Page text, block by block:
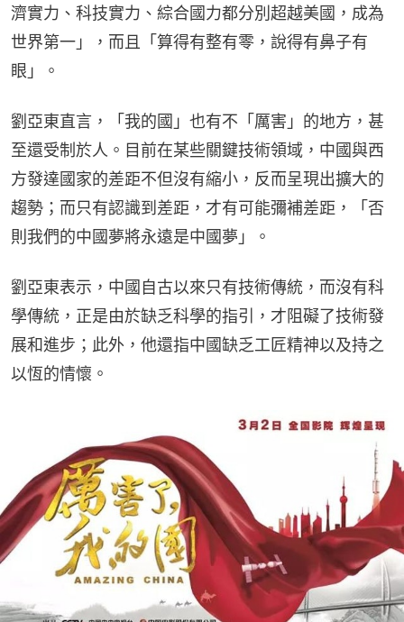
濟實力、科技實力、綜合國力都分別超越美國，成為
世界第一」，而且「算得有整有零，說得有鼻子有
眼」。
劉亞東直言，「我的國」也有不「厲害」的地方，甚
至還受制於人。目前在某些關鍵技術領域，中國與西
方發達國家的差距不但沒有縮小，反而呈現出擴大的
趨勢；而只有認識到差距，才有可能彌補差距，「否
則我們的中國夢將永遠是中國夢」。
劉亞東表示，中國自古以來只有技術傳統，而沒有科
學傳統，正是由於缺乏科學的指引，才阻礙了技術發
展和進步；此外，他還指中國缺乏工匠精神以及持之
以恆的情懷。